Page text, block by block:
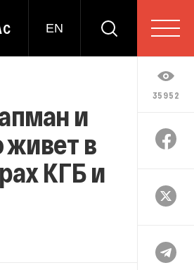
EN
35952
и
живет в
КГБ и